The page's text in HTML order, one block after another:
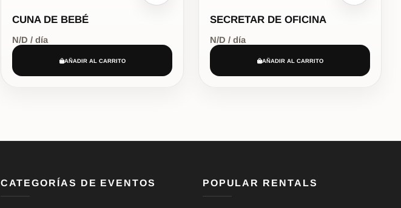
CUNA DE BEBÉ
N/D / día
AÑADIR AL CARRITO
SECRETAR DE OFICINA
N/D / día
AÑADIR AL CARRITO
CATEGORÍAS DE EVENTOS POPULAR RENTALS